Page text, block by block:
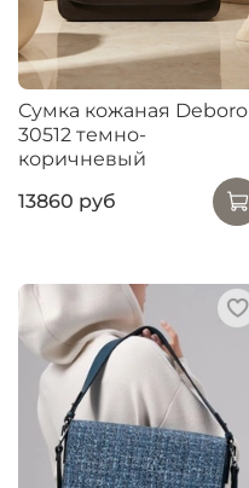
Сумка кожаная Deboro
30512 темно-
коричневый
13860 руб